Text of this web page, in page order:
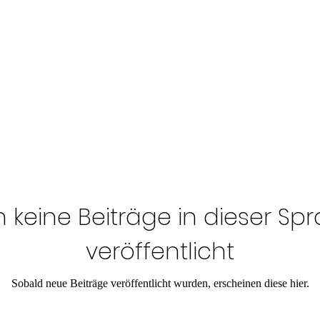
keine Beiträge in dieser
veröffentlicht
Sobald neue Beiträge veröffentlicht wurden, erscheinen diese hier.